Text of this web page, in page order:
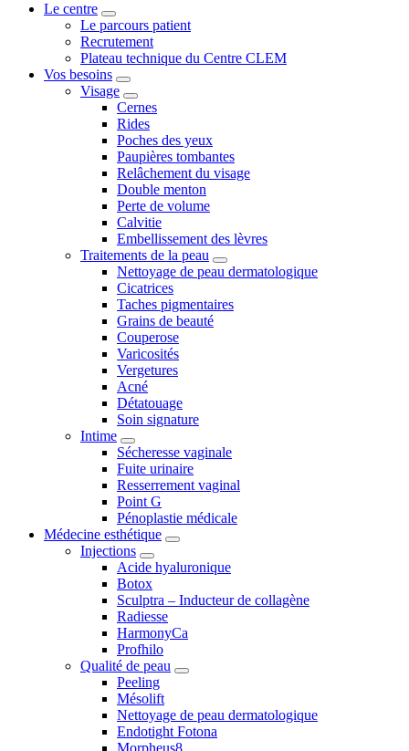
Le centre
Le parcours patient
Recrutement
Plateau technique du Centre CLEM
Vos besoins
Visage
Cernes
Rides
Poches des yeux
Paupières tombantes
Relâchement du visage
Double menton
Perte de volume
Calvitie
Embellissement des lèvres
Traitements de la peau
Nettoyage de peau dermatologique
Cicatrices
Taches pigmentaires
Grains de beauté
Couperose
Varicosités
Vergetures
Acné
Détatouage
Soin signature
Intime
Sécheresse vaginale
Fuite urinaire
Resserrement vaginal
Point G
Pénoplastie médicale
Médecine esthétique
Injections
Acide hyaluronique
Botox
Sculptra – Inducteur de collagène
Radiesse
HarmonyCa
Profhilo
Qualité de peau
Peeling
Mésolift
Nettoyage de peau dermatologique
Endotight Fotona
Morpheus8